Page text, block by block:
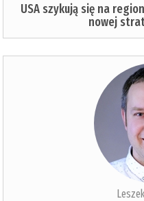
USA szykują się na
nowej